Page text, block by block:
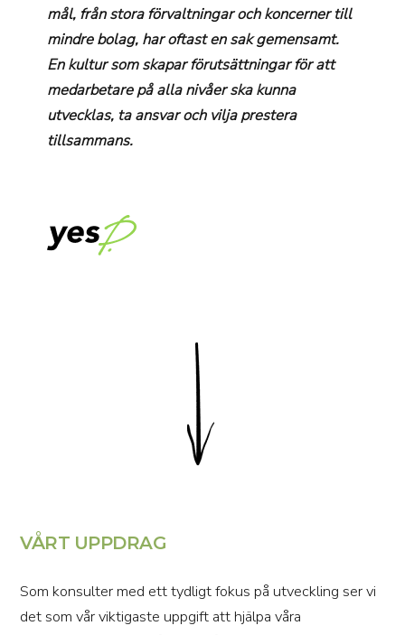
mål, från stora förvaltningar och koncerner till
mindre bolag, har oftast en sak gemensamt.
En kultur som skapar förutsättningar för att
medarbetare på alla nivåer ska kunna
utvecklas, ta ansvar och vilja prestera
tillsammans.
VÅRT UPPDRAG
Som konsulter med ett tydligt fokus på utveckling ser vi
det som vår viktigaste uppgift att hjälpa våra